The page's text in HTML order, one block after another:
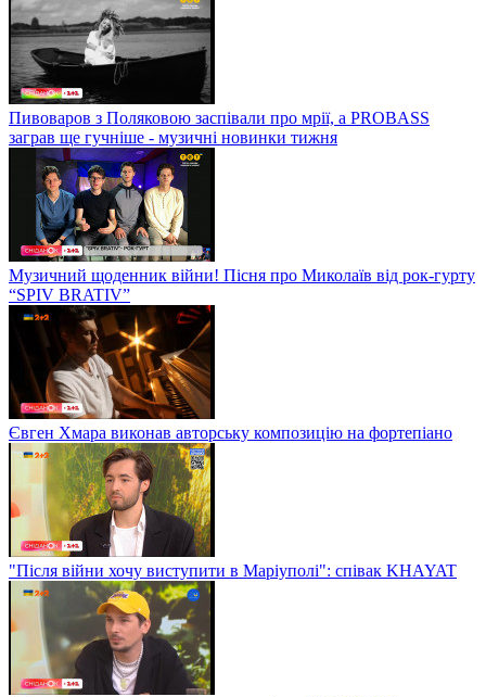
Пивоваров з Поляковою заспівали про мрії, а PROBASS
заграв ще гучніше - музичні новинки тижня
Музичний щоденник війни! Пісня про Миколаїв від рок-гурту
“SPIV BRATIV”
Євген Хмара виконав авторську композицію на фортепіано
"Після війни хочу виступити в Маріуполі": співак KHAYAT